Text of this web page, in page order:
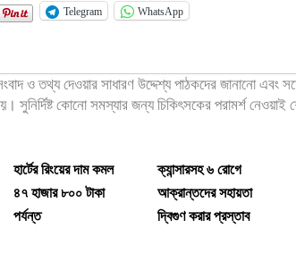
Telegram WhatsApp
ও তথ্য দেওয়ার সাধারণ উদ্দেশ্য পাঠকদের জানানো এবং
সুনির্দিষ্ট কোনো সমস্যার জন্য চিকিৎসকের পরামর্শ নেওয়াই
হার্টের রিংয়ের দাম কমল
৪৭ হাজার ৮০০ টাকা
পর্যন্ত
ক্যান্সারসহ ৬ রোগে
আক্রান্তদের সহায়তা
দ্বিগুণ করার প্রস্তাব